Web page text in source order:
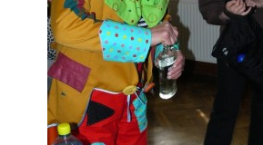
INTERNÍ SEKCE
KONTAKTY